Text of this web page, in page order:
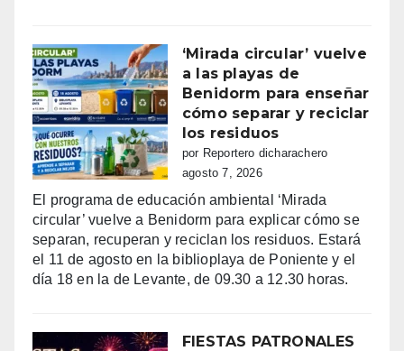
‘Mirada circular’ vuelve
a las playas de
Benidorm para enseñar
cómo separar y reciclar
los residuos
por Reportero dicharachero
agosto 7, 2026
El programa de educación ambiental ‘Mirada
circular’ vuelve a Benidorm para explicar cómo se
separan, recuperan y reciclan los residuos. Estará
el 11 de agosto en la biblioplaya de Poniente y el
día 18 en la de Levante, de 09.30 a 12.30 horas.
FIESTAS PATRONALES